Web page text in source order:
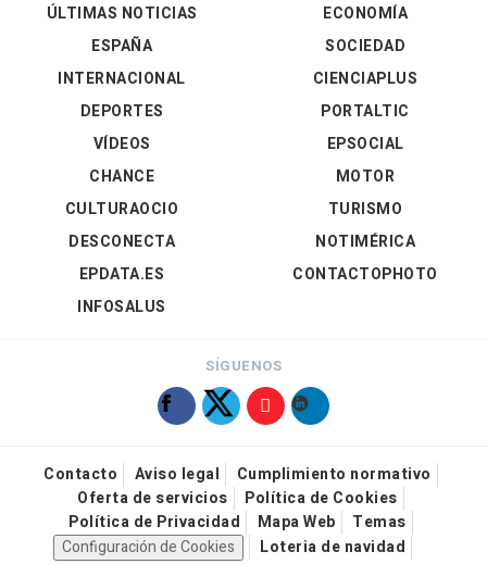
ÚLTIMAS NOTICIAS
ESPAÑA
INTERNACIONAL
DEPORTES
VÍDEOS
ECONOMÍA
SOCIEDAD
CIENCIAPLUS
PORTALTIC
EPSOCIAL
CHANCE
CULTURAOCIO
DESCONECTA
EPDATA.ES
INFOSALUS
MOTOR
TURISMO
NOTIMÉRICA
CONTACTOPHOTO
SÍGUENOS
Contacto Aviso legal
Cumplimiento normativo
Oferta de servicios
Política de Cookies
Política de Privacidad
Mapa Web
Temas
Configuración de Cookies
Loteria de navidad